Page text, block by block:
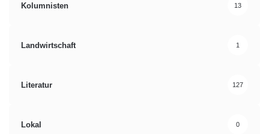
Kolumnisten 13
Landwirtschaft 1
Literatur 127
Lokal 0